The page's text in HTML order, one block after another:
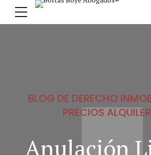
BLOG DE DERECHO
PRECIOS
Anulación